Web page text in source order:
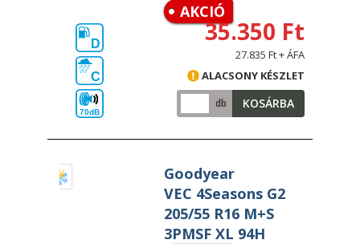
AKCIÓ
D
C
70dB
35.350 Ft
27.835 Ft + ÁFA
ALACSONY KÉSZLET
db KOSÁRBA
Goodyear
VEC 4Seasons G2
205/55 R16 M+S
3PMSF XL 94H